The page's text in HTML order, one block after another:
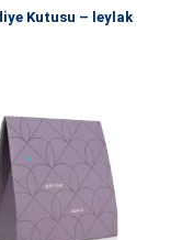
Kutusu – leylak